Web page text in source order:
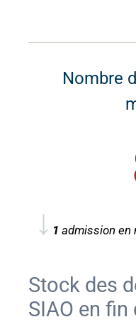
Nombre
↓ 1 admission en
Stock des
SIAO en